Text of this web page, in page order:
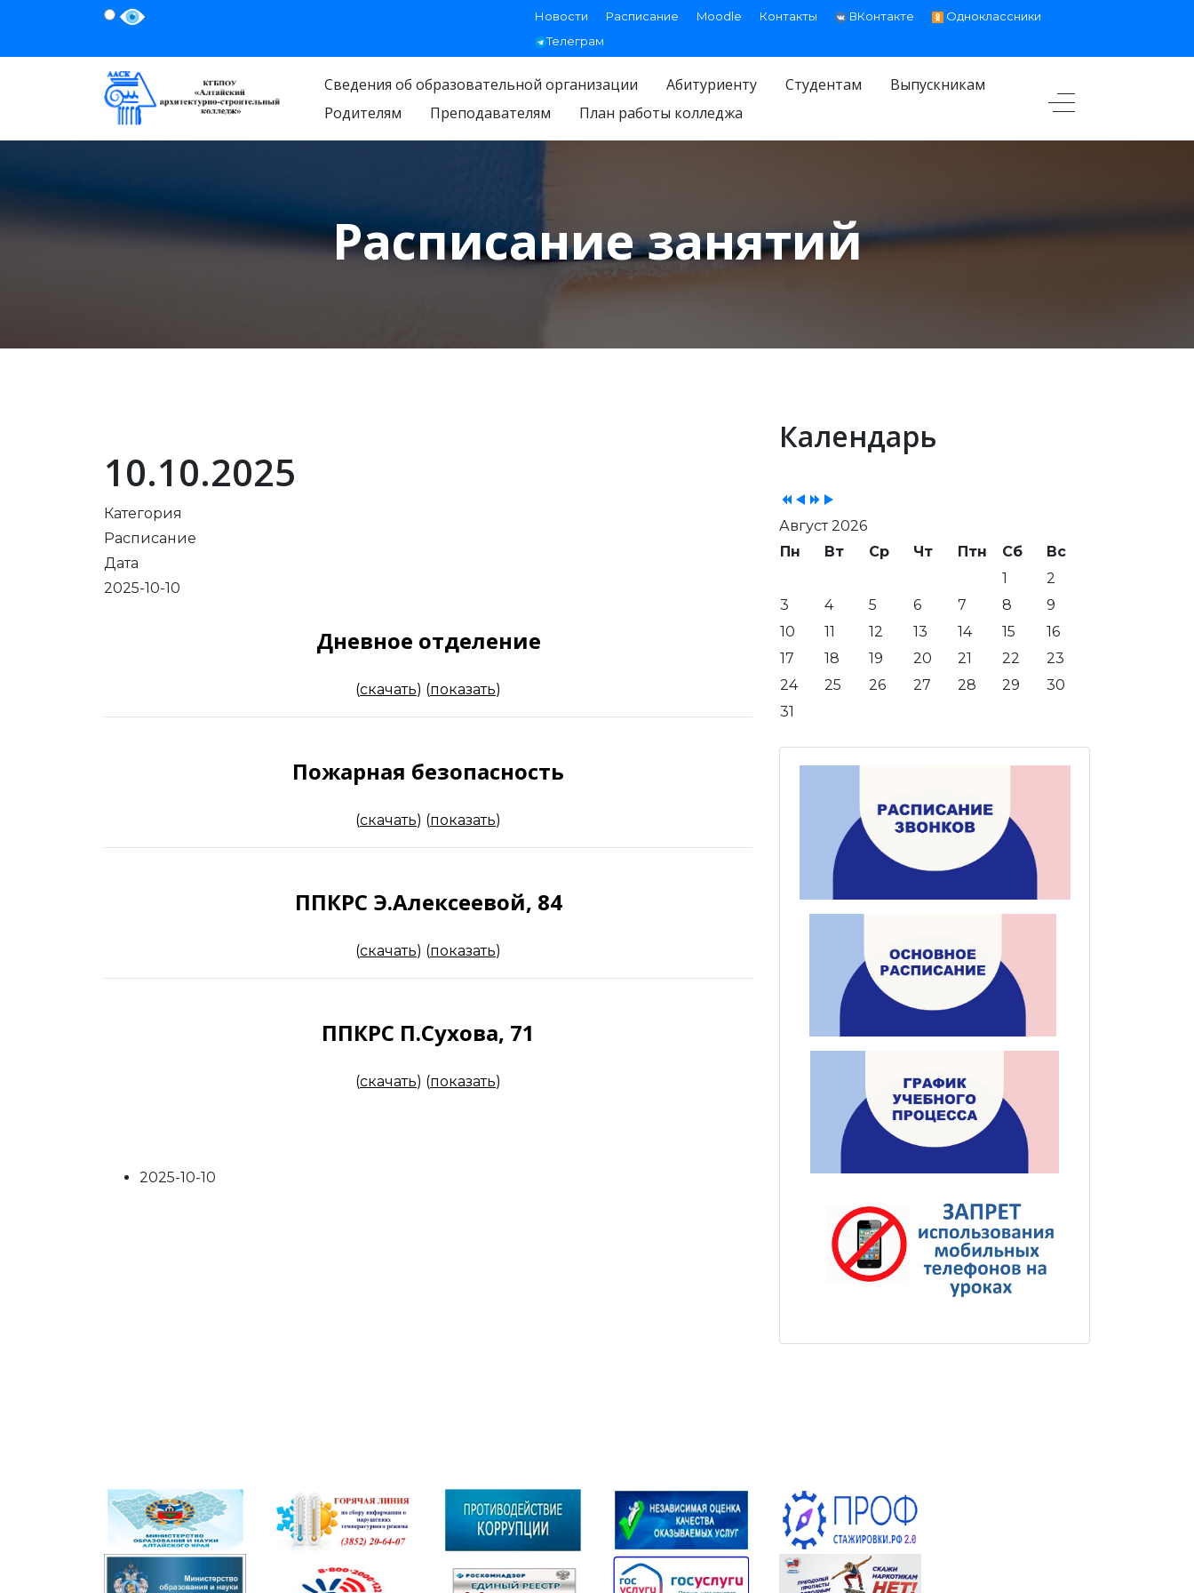
Новости Расписание Moodle Контакты ВКонтакте
Одноклассники
Телеграм
Сведения об образовательной организации Абитуриенту Студентам
Выпускникам
Родителям
Преподавателям План работы колледжа
Расписание занятий
10.10.2025
Категория
Расписание
Дата
2025-10-10
Дневное отделение
(скачать) (показать)
Пожарная безопасность
(скачать) (показать)
ППКРС Э.Алексеевой, 84
(скачать) (показать)
ППКРС П.Сухова, 71
(скачать) (показать)
2025-10-10
Календарь
Previous
Year
Previous
Month
YearMonth
Август 2026
Пн
Вт Ср Чт Птн Сб
Вс
1
2
3
4 5 6 7 8
9
10
11 12 13 14 15
16
17
18 19 20 21 22
23
24
25 26 27 28 29
30
31